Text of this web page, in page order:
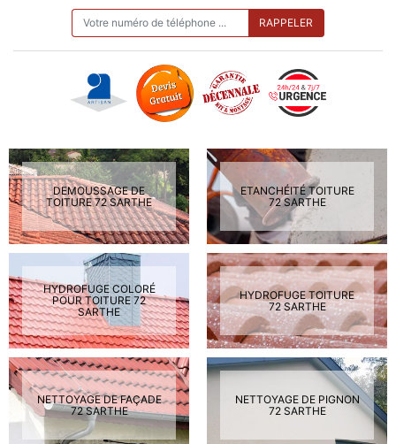
DEMOUSSAGE DE
TOITURE 72 SARTHE
ETANCHÉITÉ TOITURE
72 SARTHE
HYDROFUGE COLORÉ
POUR TOITURE 72
SARTHE
HYDROFUGE TOITURE
72 SARTHE
NETTOYAGE DE FAÇADE
72 SARTHE
NETTOYAGE DE PIGNON
72 SARTHE